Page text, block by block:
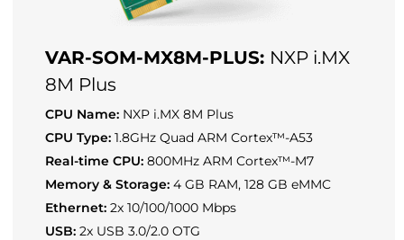
VAR-SOM-MX8M-PLUS: NXP i.MX
8M Plus
CPU Name: NXP i.MX 8M Plus
CPU Type: 1.8GHz Quad ARM Cortex™-A53
Real-time CPU: 800MHz ARM Cortex™-M7
Memory & Storage: 4 GB RAM, 128 GB eMMC
Ethernet: 2x 10/100/1000 Mbps
USB: 2x USB 3.0/2.0 OTG